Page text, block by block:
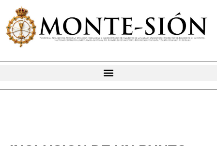
contenido